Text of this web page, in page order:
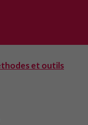
et outils